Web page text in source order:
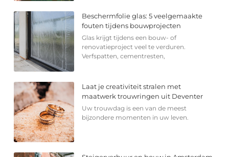
Beschermfolie glas: 5 veelgemaakte
fouten tijdens bouwprojecten
Glas krijgt tijdens een bouw- of
renovatieproject veel te verduren.
Verfspatten, cementresten,
Laat je creativiteit stralen met
maatwerk trouwringen uit Deventer
Uw trouwdag is een van de meest
bijzondere momenten in uw leven.